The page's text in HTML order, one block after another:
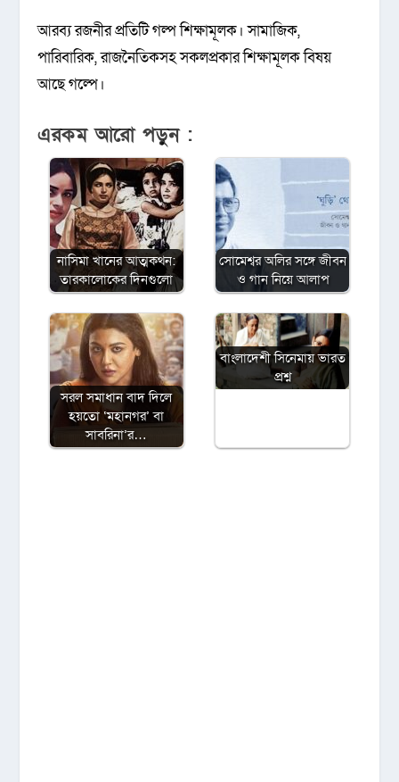
আরব্য রজনীর প্রতিটি গল্প শিক্ষামূলক। সামাজিক,
পারিবারিক, রাজনৈতিকসহ সকলপ্রকার শিক্ষামূলক বিষয়
আছে গল্পে।
এরকম আরো পড়ুন :
নাসিমা খানের আত্মকথন:
তারকালোকের দিনগুলো
সোমেশ্বর অলির সঙ্গে জীবন
ও গান নিয়ে আলাপ
সরল সমাধান বাদ দিলে
হয়তো ‘মহানগর’ বা
সাবরিনা’র…
বাংলাদেশী সিনেমায় ভারত
প্রশ্ন